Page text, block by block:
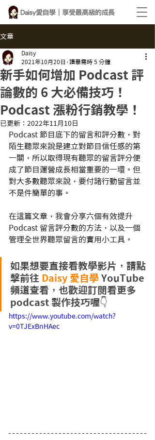
文章
新手如何增加 Podcast 評
論數的 6 大必備技巧！
Podcast 漲粉行銷教學！
Daisy
2021年10月20日
讀畢需時 5 分鐘
已更新： 2022年11月10日
Podcast 節目底下的留言和評分數，對
陌生聽眾來說是建立對節目信任感的第
一關，所以取得現有聽眾的留言評分便
成了節目運營成長相當重要的一環。但
對大多數聽眾來說，要付諸行動留言並
不是件簡單的事。
在這篇文章，我會分享六個有效提升
Podcast 留言評分數的方法，以及一個
管理全世界聽眾留言的實用小工具。
如果想要直接看教學影片，請點
擊前往 Daisy 愛自學 YouTube
頻道查看，也歡迎訂閱看更多
podcast 製作技巧喔👇
https://www.youtube.com/watch?
v=0TJExBnHAec